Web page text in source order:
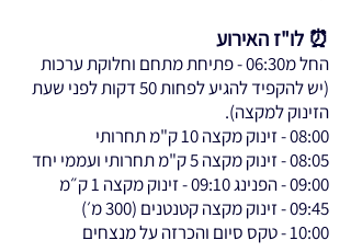
⏰ לו"ז האירוע
החל מ06:30 - פתיחת מתחם וחלוקת ערכות
(יש להקפיד להגיע לפחות 50 דקות לפני שעת
הזינוק למקצה).
08:00 - זינוק מקצה 10 ק"מ תחרותי
08:05 - זינוק מקצה 5 ק"מ תחרותי ועממי יחד
09:00 - הפנינג 09:10 - זינוק מקצה 1 ק״מ
09:45 - זינוק מקצה קטנטנים (300 מ׳)
10:00 - טקס סיום והכרזה על מנצחים